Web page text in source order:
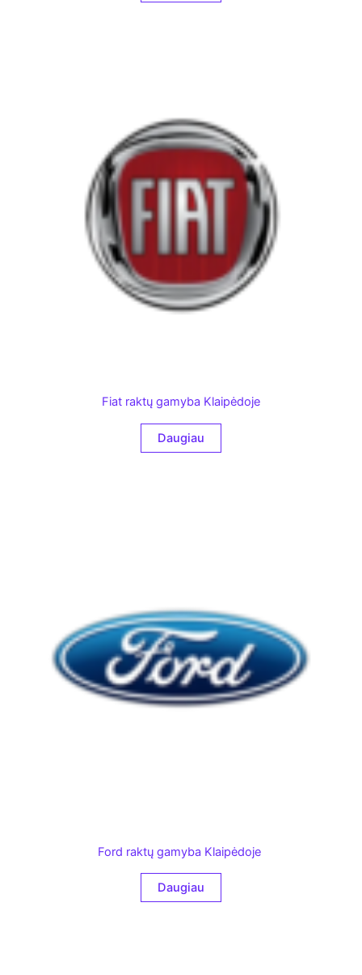
Fiat raktų gamyba Klaipėdoje
Daugiau
Ford raktų gamyba Klaipėdoje
Daugiau